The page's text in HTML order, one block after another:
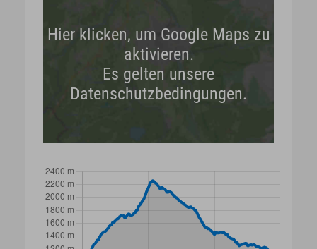
Hier klicken, um Google Maps zu
aktivieren.
Es gelten unsere
Datenschutzbedingungen.